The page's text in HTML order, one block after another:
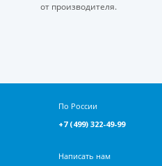
от производителя.
По России
+7 (499) 322-49-99
Написать нам